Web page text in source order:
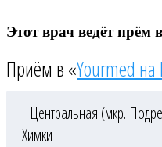
Этот врач ведёт
Приём в «Yourmed
Центральная (мкр.
Химки